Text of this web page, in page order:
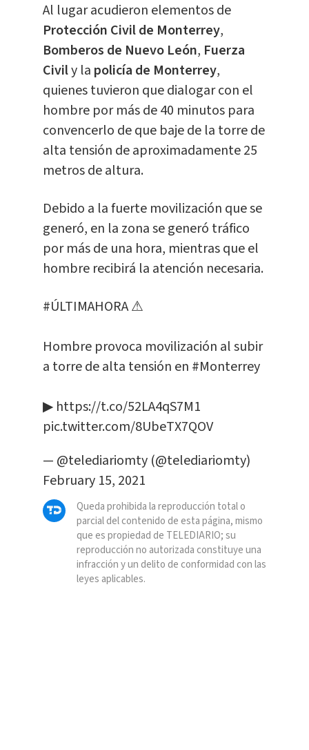
Al lugar acudieron elementos de
Protección Civil de Monterrey,
Bomberos de Nuevo León, Fuerza
Civily la policía de Monterrey,
quienes tuvieron que dialogar con el
hombre por más de 40 minutos para
convencerlo de que baje de la torre de
alta tensión de aproximadamente 25
metros de altura.
Debido a la fuerte movilización que se
generó, en la zona se generó tráfico
por más de una hora, mientras que el
hombre recibirá la atención necesaria.
#ÚLTIMAHORA⚠
Hombre provoca movilización al subir
a torre de alta tensión en #Monterrey
▶ https://t.co/52LA4qS7M1
pic.twitter.com/8UbeTX7QOV
— @telediariomty (@telediariomty)
February 15, 2021
Queda prohibida la reproducción total o
parcial del contenido de esta página, mismo
que es propiedad de TELEDIARIO; su
reproducción no autorizada constituye una
infracción y un delito de conformidad con las
leyes aplicables.